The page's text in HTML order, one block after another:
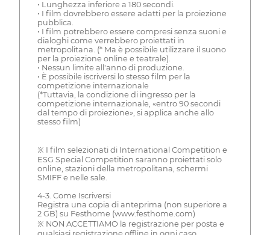
• Lunghezza inferiore a 180 secondi.
• I film dovrebbero essere adatti per la proiezione
pubblica.
• I film potrebbero essere compresi senza suoni e
dialoghi come verrebbero proiettati in
metropolitana. (* Ma è possibile utilizzare il suono
per la proiezione online e teatrale).
• Nessun limite all'anno di produzione.
• È possibile iscriversi lo stesso film per la
competizione internazionale
(*Tuttavia, la condizione di ingresso per la
competizione internazionale, «entro 90 secondi
dal tempo di proiezione», si applica anche allo
stesso film)
※ I film selezionati di International Competition e
ESG Special Competition saranno proiettati solo
online, stazioni della metropolitana, schermi
SMIFF e nelle sale.
4-3. Come Iscriversi
Registra una copia di anteprima (non superiore a
2 GB) su Festhome (www.festhome.com)
※ NON ACCETTIAMO la registrazione per posta e